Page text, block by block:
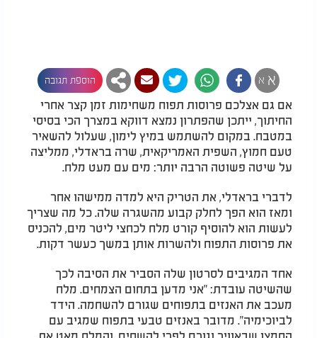
א א הוספת תגובה
אם גם אצלכם פרוסות תפוח משחימות זמן קצר אחרי
החיתוך, ייתכן שהפתרון נמצא דווקא במצרך הכי בסיסי
במטבח. במקום להשתמש במיץ לימון, שעלול להשאיר
טעם חמוץ, השפית האמריקאית, שרה בראדלי, ממליצה
על שיטה פשוטה הרבה יותר: מים עם מעט מלח.
לדברי בראדלי, את הטריק היא למדה ממישהו אחר
ומאז הוא הפך לחלק קבוע מהשגרה שלה. כל מה שצריך
לעשות הוא להוסיף קורט מלח לכחצי ליטר מים, להכניס
את פרוסות התפוח ולהשרות אותן במשך כעשר דקות.
אחד המגיבים לסרטון שלה הסביר את הסיבה לכך
שהשיטה עובדת: "אני מדען בתחום הצמחים. מלח
מעכב את האנזים בתפוחים שגורם להשחמה. הידד
לביוכימיה". מדובר באנזים טבעי בתפוח שמגיב עם